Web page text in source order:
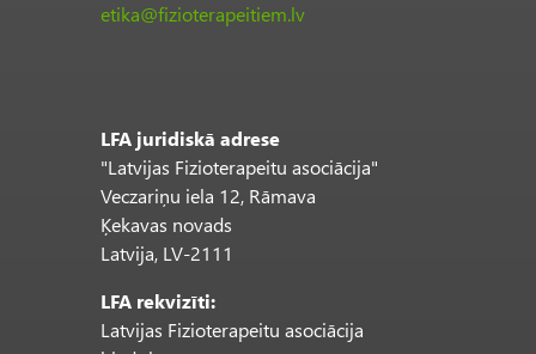
etika@fizioterapeitiem.lv
LFA juridiskā adrese
"Latvijas Fizioterapeitu asociācija"
Veczariņu iela 12, Rāmava
Ķekavas novads
Latvija, LV-2111
LFA rekvizīti:
Latvijas Fizioterapeitu asociācija